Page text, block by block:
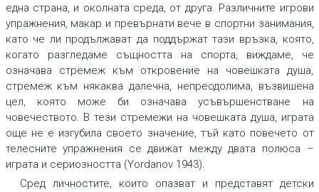
една страна, и околната среда, от друга. Различните игрови
упражнения, макар и превърнати вече в спортни занимания,
като че ли продължават да поддържат тази връзка, която,
когато разгледаме същността на спорта, виждаме, че
означава стремеж към откровение на човешката душа,
стремеж към някаква далечна, непреодолима, възвишена
цел, която може би означава усъвършенстване на
човечеството. В тези стремежи на човешката душа, играта
още не е изгубила своето значение, тъй като повечето от
телесните упражнения се движат между двата полюса –
играта и сериозността (Yordanov 1943).
Сред личностите, които опазват и представят детски